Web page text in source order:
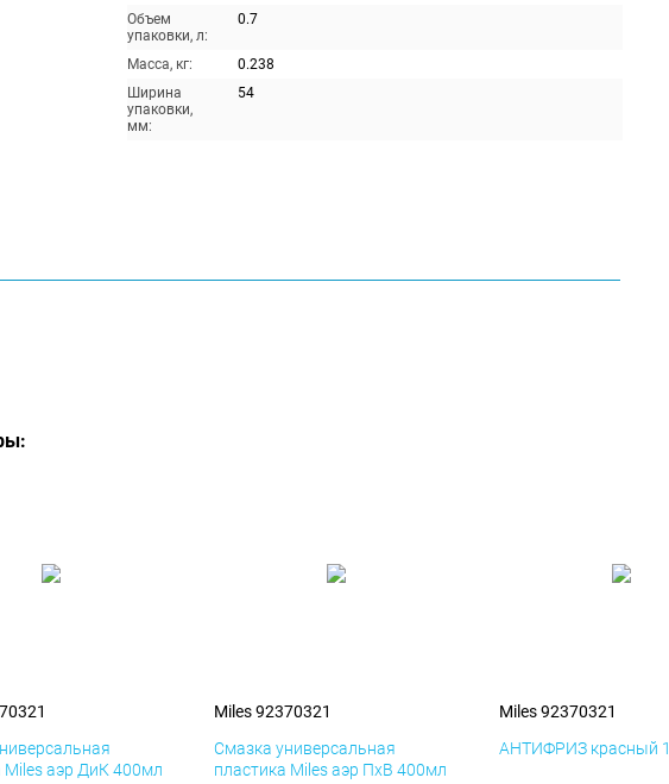
Объем
упаковки, л:
0.7
Масса, кг:
0.238
Ширина
упаковки,
мм:
54
Miles аэр ДиК 400мл
Miles 92370321
Смазка универсальная
пластика Miles аэр ПхВ 400мл
Miles 92370321
АНТИФРИЗ красный